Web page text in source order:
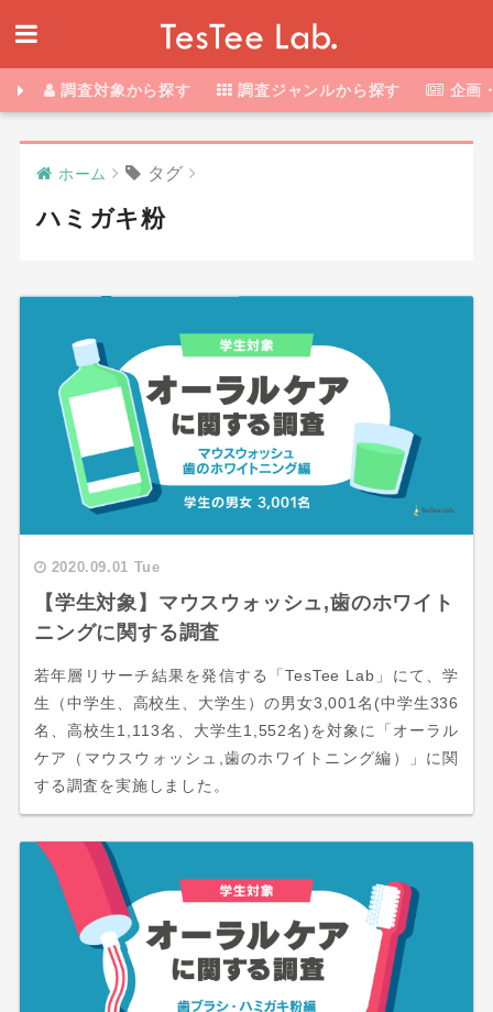
調査対象から探す 調査ジャンルから探す 企画
ホーム タグ
ハミガキ粉
2020.09.01 Tue
【学生対象】マウスウォッシュ,歯のホワイト
ニングに関する調査
若年層リサーチ結果を発信する「TesTee Lab」にて、学
生（中学生、高校生、大学生）の男女3,001名(中学生336
名、高校生1,113名、大学生1,552名)を対象に「オーラル
ケア（マウスウォッシュ,歯のホワイトニング編）」に関
する調査を実施しました。